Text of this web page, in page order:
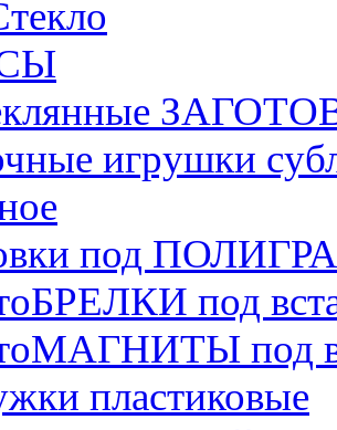
игрушки
под
под
под
пластиковые